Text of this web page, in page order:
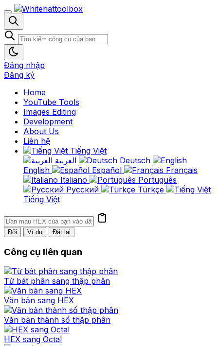
Đăng nhập
Đăng ký
Home
YouTube Tools
Images Editing
Development
About Us
Liên hệ
Tiếng Việt
Deutsch
English
Español
Français
Italiano
Português
Русский
Türkçe
Tiếng Việt
Đổi Ví dụ Đặt lại
Công cụ liên quan
Từ bát phân sang thập phân
Văn bản sang HEX
Văn bản thành số thập phân
HEX sang Octal